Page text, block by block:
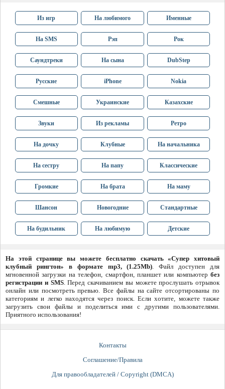
Из игр На любимого Именные
На SMS Рэп Рок
Саундтреки На сына DubStep
Русские iPhone Nokia
Смешные Украинские Казахские
Звуки Из рекламы Ретро
На дочку Клубные На начальника
На сестру На папу Классические
Громкие На брата На маму
Шансон Новогодние Стандартные
На будильник На любимую Детские
На этой странице вы можете бесплатно скачать «Супер хитовый
клубный рингтон» в формате mp3, (1.25Mb). Файл доступен для
мгновенной загрузки на телефон, смартфон, планшет или компьютер без
регистрации и SMS. Перед скачиванием вы можете прослушать отрывок
онлайн или посмотреть превью. Все файлы на сайте отсортированы по
категориям и легко находятся через поиск. Если хотите, можете также
загрузить свои файлы и поделиться ими с другими пользователями.
Приятного использования!
Контакты
Соглашение/Правила
Для правообладателей / Copyright (DMCA)